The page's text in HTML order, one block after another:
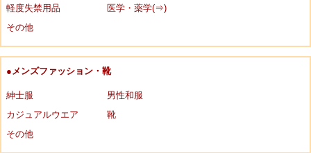
軽度失禁用品
医学・薬学(⇒)
その他
●メンズファッション・靴
紳士服
男性和服
カジュアルウエア
靴
その他